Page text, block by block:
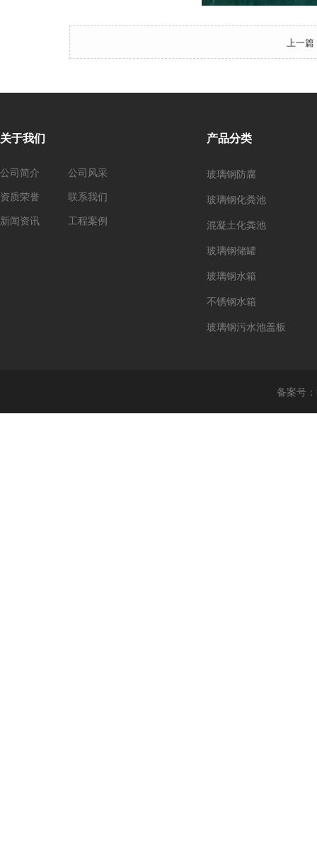
上一篇
关于我们
公司简介
公司风采
资质荣誉
联系我们
新闻资讯
工程案例
产品分类
玻璃钢防腐
玻璃钢化粪池
混凝土化粪池
玻璃钢储罐
玻璃钢水箱
不锈钢水箱
玻璃钢污水池盖板
备案号